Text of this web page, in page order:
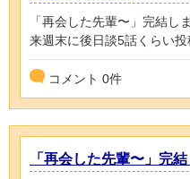
「再会した先輩〜」完結し
来週末に後日談5話くらい投
コメント 0件
「再会した先輩〜」完